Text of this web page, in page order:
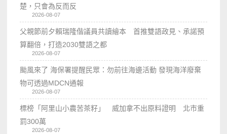
楚，只會為反而反
2026-08-07
父親節前夕賴瑞隆偕議員共讀繪本 首推雙語政見、承諾預
算翻倍，打造2030雙語之都
2026-08-07
颱風來了 海保署提醒民眾：勿前往海邊活動 發現海洋廢棄
物可透過MDCN通報
2026-08-07
標榜「阿里山小農苦茶籽」 威加拿不出原料證明 北市重
罰300萬
2026-08-07